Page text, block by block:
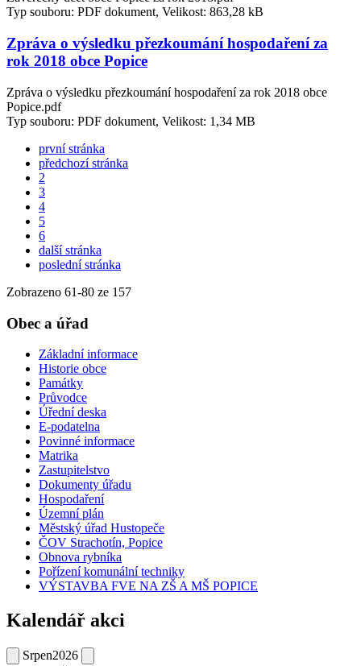
Typ souboru: PDF dokument, Velikost: 863,28 kB
Zpráva o výsledku přezkoumání hospodaření za
rok 2018 obce Popice
Zpráva o výsledku přezkoumání hospodaření za rok 2018 obce
Popice.pdf
Typ souboru: PDF dokument, Velikost: 1,34 MB
první stránka
předchozí stránka
2
3
4
5
6
další stránka
poslední stránka
Zobrazeno 61-80 ze 157
Obec a úřad
Základní informace
Historie obce
Památky
Průvodce
Úřední deska
E-podatelna
Povinné informace
Matrika
Zastupitelstvo
Dokumenty úřadu
Hospodaření
Územní plán
Městský úřad Hustopeče
ČOV Strachotín, Popice
Obnova rybníka
Pořízení komunální techniky
VÝSTAVBA FVE NA ZŠ A MŠ POPICE
Kalendář akci
Srpen2026